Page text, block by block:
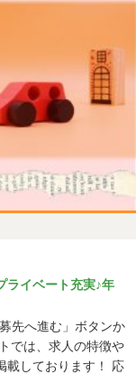
ライベート充実♪年
先へ進む」ボタンか
では、求人の特徴や
載しております！ 応